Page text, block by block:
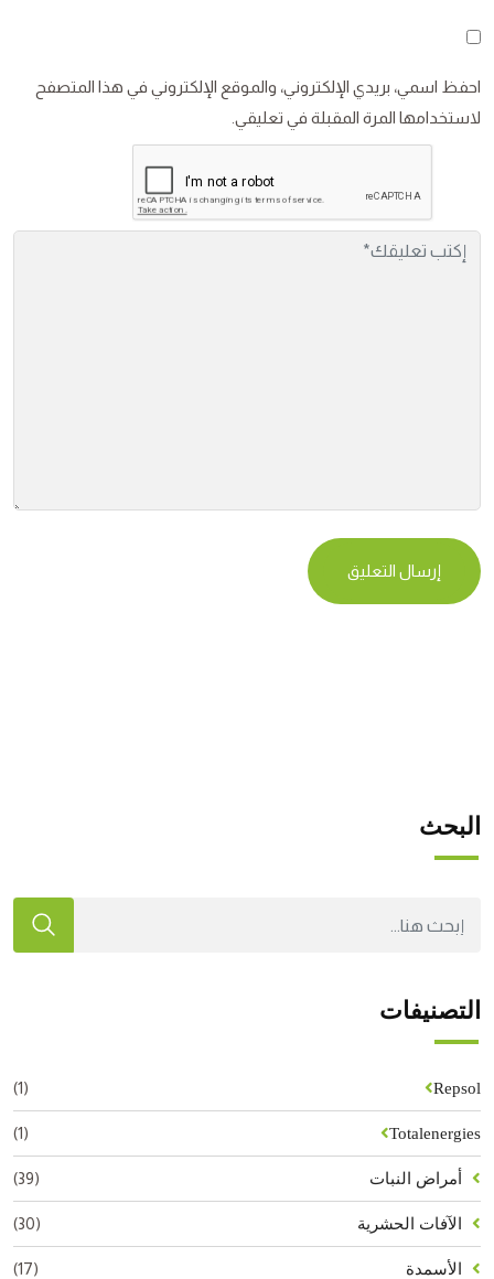
احفظ اسمي، بريدي الإلكتروني، والموقع الإلكتروني في هذا المتصفح
لاستخدامها المرة المقبلة في تعليقي.
البحث
التصنيفات
Repsol
(1)
Totalenergies
(1)
أمراض النبات (39)
الآفات الحشرية (30)
الأسمدة (17)